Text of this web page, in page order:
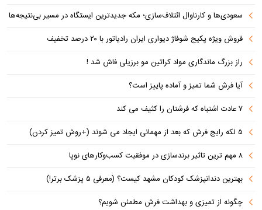
سعودی‌ها و کارناوال ائتلاف‌سازی؛ مکه جدیدترین ایستگاه در مسیر بی‌نتیجه‌ها
فروش ویژه پکیج شوفاژ دیواری ایران رادیاتور با ۲۰ درصد تخفیف
راز بزرگ ماندگاری مواد کراتین مو برزیلی فاش شد !
آیا فرش شما تمیز و آماده پاییز است؟
۷ عادت اشتباه که فرشتان را کثیف می کند
۵ لکه رایج فرش که بعد از مهمانی ایجاد می شوند (+روش تمیز کردن)
۸ مهم ترین تاثیر برندسازی در موفقیت کسب‌وکارهای نوپا
بهترین دندانپزشک کودکان مشهد کیست؟ (معرفی ۵ پزشک برتر!)
چگونه از تمیزی و بهداشت فرش مطمئن شویم؟